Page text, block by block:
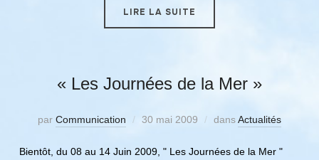
LIRE LA SUITE
« Les Journées de la Mer »
par Communication 30 mai 2009 dansActualités
Bientôt, du 08 au 14 Juin 2009, " Les Journées de la Mer "